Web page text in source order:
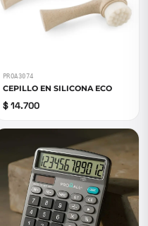
PROA3074
CEPILLO EN SILICONA ECO
$ 14.700